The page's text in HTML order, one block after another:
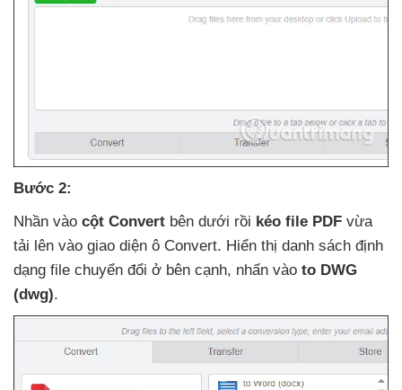
Bước 2:
Nhần vào cột Convert bên dưới rồi kéo file PDF vừa
tải lên vào giao diện ô Convert. Hiển thị danh sách định
dạng file chuyển đổi ở bên cạnh, nhấn vào to DWG
(dwg).